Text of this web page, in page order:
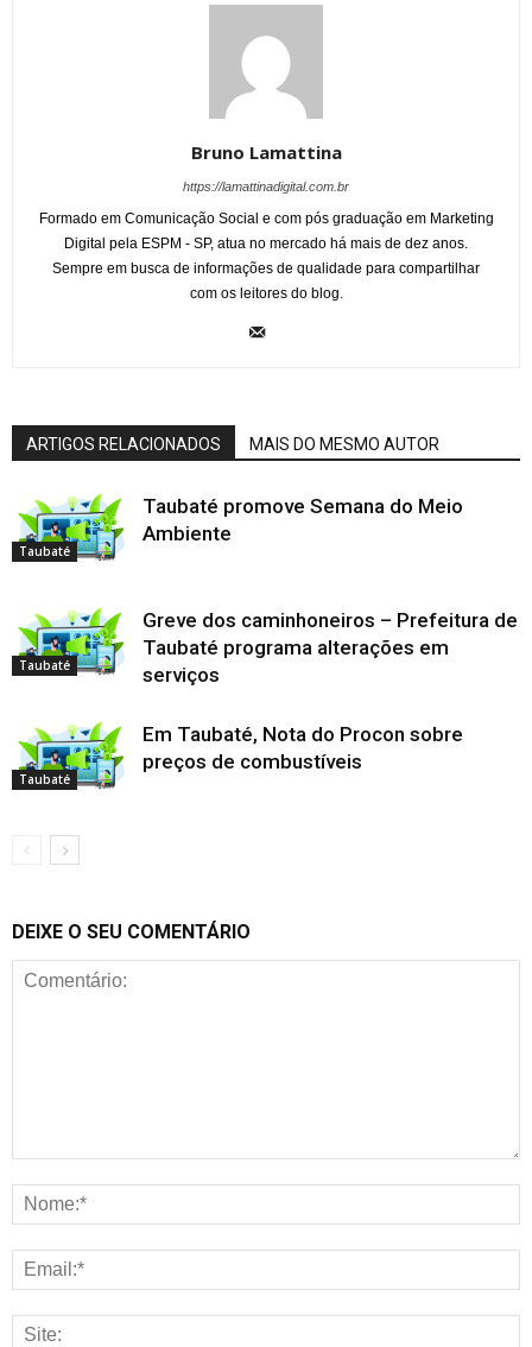
Bruno Lamattina
https://lamattinadigital.com.br
Formado em Comunicação Social e com pós graduação em Marketing
Digital pela ESPM - SP, atua no mercado há mais de dez anos.
Sempre em busca de informações de qualidade para compartilhar
com os leitores do blog.
ARTIGOS RELACIONADOS MAIS DO MESMO AUTOR
Taubaté
Taubaté promove Semana do Meio
Ambiente
Taubaté
Greve dos caminhoneiros – Prefeitura de
Taubaté programa alterações em
serviços
Taubaté
Em Taubaté, Nota do Procon sobre
preços de combustíveis
DEIXE O SEU COMENTÁRIO